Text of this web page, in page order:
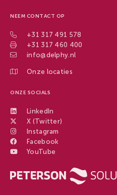
NEEM CONTACT OP
+31 317 491 578
+31 317 460 400
info@delphy.nl
Onze locaties
ONZE SOCIALS
LinkedIn
X (Twitter)
Instagram
Facebook
YouTube